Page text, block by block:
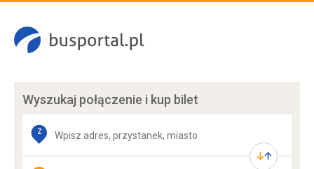
Wyszukaj połączenie i kup bilet
Z